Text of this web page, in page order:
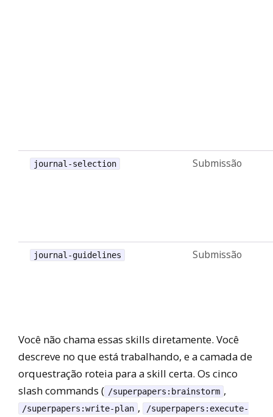
journal-selection Submissão
journal-guidelines Submissão
Você não chama essas skills diretamente. Você
descreve no que está trabalhando, e a camada de
orquestração roteia para a skill certa. Os cinco
slash commands ( /superpapers:brainstorm ,
/superpapers:write-plan ,
/superpapers:execute-